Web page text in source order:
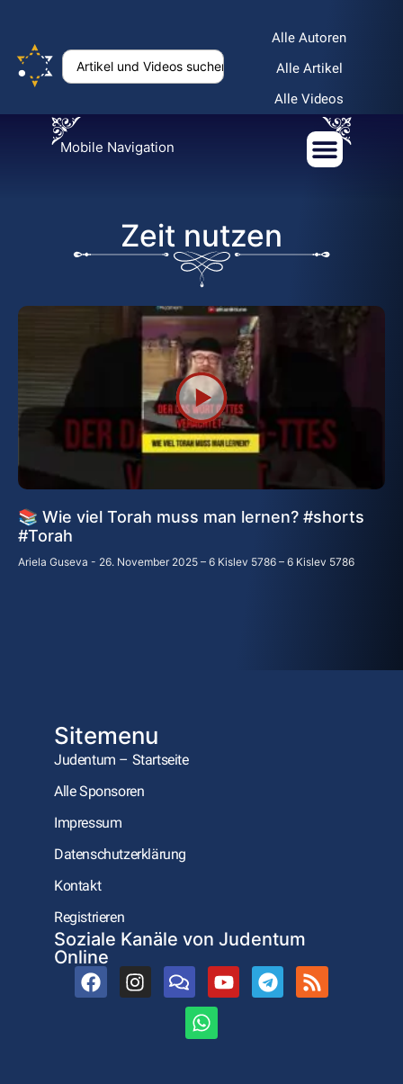
Alle Autoren
Alle Artikel
Alle Videos
Mobile Navigation
Zeit nutzen
📚 Wie viel Torah muss man lernen? #shorts
#Torah
Ariela Guseva 26. November 2025 – 6 Kislev 5786 – 6 Kislev 5786
Sitemenu
Judentum – Startseite
Alle Sponsoren
Impressum
Datenschutzerklärung
Kontakt
Registrieren
Soziale Kanäle von Judentum
Online